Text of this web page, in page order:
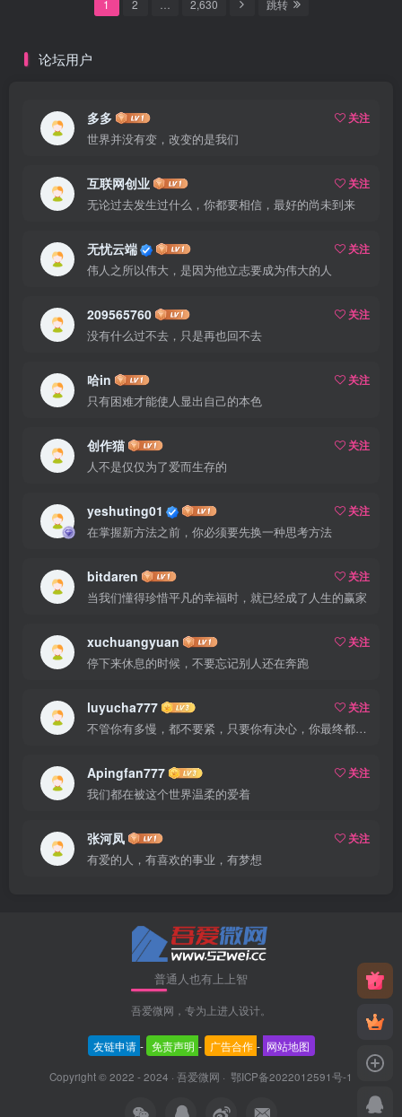
1 2 … 2,630 跳转
论坛用户
多多
关注
世界并没有变，改变的是我们
互联网创业
关注
无论过去发生过什么，你都要相信，最好的尚未到来
无忧云端
关注
伟人之所以伟大，是因为他立志要成为伟大的人
209565760
关注
没有什么过不去，只是再也回不去
哈in
关注
只有困难才能使人显出自己的本色
创作猫
关注
人不是仅仅为了爱而生存的
yeshuting01
关注
在掌握新方法之前，你必须要先换一种思考方法
bitdaren
关注
当我们懂得珍惜平凡的幸福时，就已经成了人生的赢家
xuchuangyuan
关注
停下来休息的时候，不要忘记别人还在奔跑
luyucha777
关注
不管你有多慢，都不要紧，只要你有决心，你最终都会到达想去的地方
Apingfan777
关注
我们都在被这个世界温柔的爱着
张河凤
关注
有爱的人，有喜欢的事业，有梦想
普通人也有上上智
吾爱微网，专为上进人设计。
友链申请 - 免责声明 - 广告合作 - 网站地图
Copyright © 2022 - 2024 · 吾爱微网 · 鄂ICP备2022012591号-1